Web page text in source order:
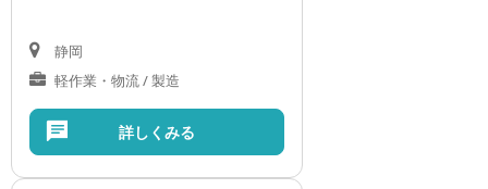
静岡
軽作業・物流 / 製造
詳しくみる